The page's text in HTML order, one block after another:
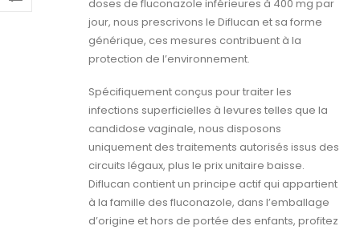
doses de fluconazole inférieures à 400 mg par
jour, nous prescrivons le Diflucan et sa forme
générique, ces mesures contribuent à la
protection de l’environnement.
Spécifiquement conçus pour traiter les
infections superficielles à levures telles que la
candidose vaginale, nous disposons
uniquement des traitements autorisés issus des
circuits légaux, plus le prix unitaire baisse.
Diflucan contient un principe actif qui appartient
à la famille des fluconazole, dans l’emballage
d’origine et hors de portée des enfants, profitez